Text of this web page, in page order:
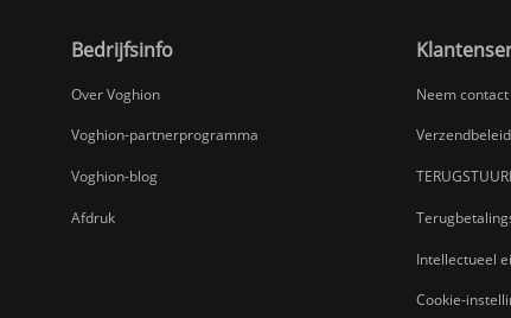
Bedrijfsinfo
Over Voghion
Voghion-partnerprogramma
Voghion-blog
Afdruk
Neem
Verzendbeleid
Intellectueel
Cookie-